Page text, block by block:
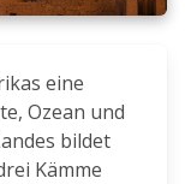
eine
Ozean und
bildet
Kämme